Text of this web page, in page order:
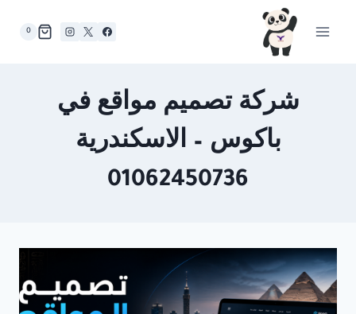
0
شركة تصميم مواقع في
باكوس – الاسكندرية
01062450736